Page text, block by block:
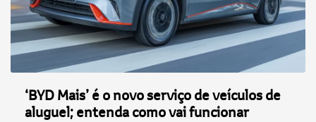
‘BYD Mais’ é o novo serviço de veículos de
aluguel; entenda como vai funcionar